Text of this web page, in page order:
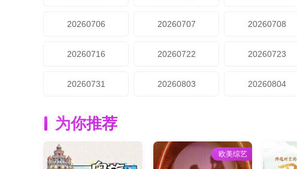
20260706 20260707 20260708
20260716 20260722 20260723
20260731 20260803 20260804
为你推荐
欧美综艺